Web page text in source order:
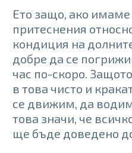
Ето защо, ако
притеснения
кондиция на
добре да се
час по-скоро.
в това чисто и
се движим, да
това значи, че
ще бъде доведено